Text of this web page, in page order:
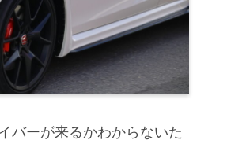
バーが来るかわからないた